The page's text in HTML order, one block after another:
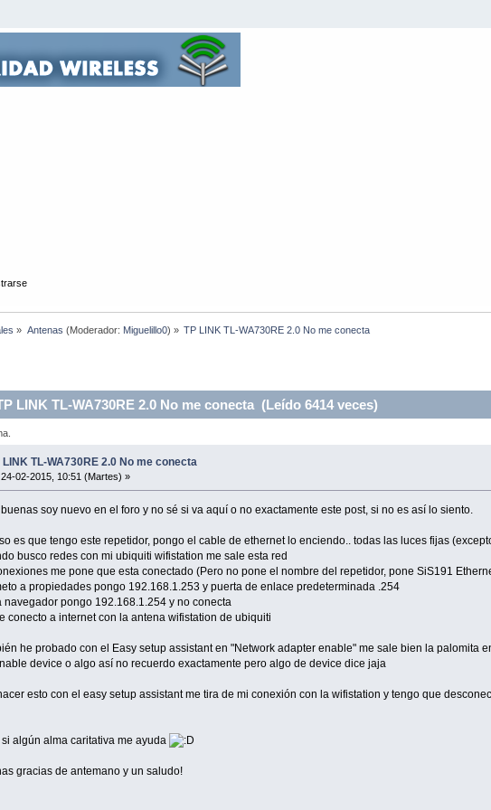
» Antenas (Moderador: Miguelillo0) » TP LINK TL-WA730RE 2.0 No me conecta
LINK TL-WA730RE 2.0 No me conecta (Leído 6414 veces)
LINK TL-WA730RE 2.0 No me conecta
24-02-2015, 10:51 (Martes) »
soy nuevo en el foro y no sé si va aquí o no exactamente este post, si no es así lo siento.
es que tengo este repetidor, pongo el cable de ethernet lo enciendo.. todas las luces fijas
busco redes con mi ubiquiti wifistation me sale esta red
me pone que esta conectado (Pero no pone el nombre del repetidor, pone SiS191
a propiedades pongo 192.168.1.253 y puerta de enlace predeterminada .254
navegador pongo 192.168.1.254 y no conecta
conecto a internet con la antena wifistation de ubiquiti
he probado con el Easy setup assistant en "Network adapter enable" me sale bien la
device o algo así no recuerdo exactamente pero algo de device dice jaja
esto con el easy setup assistant me tira de mi conexión con la wifistation y tengo que
si algún alma caritativa me ayuda
gracias de antemano y un saludo!